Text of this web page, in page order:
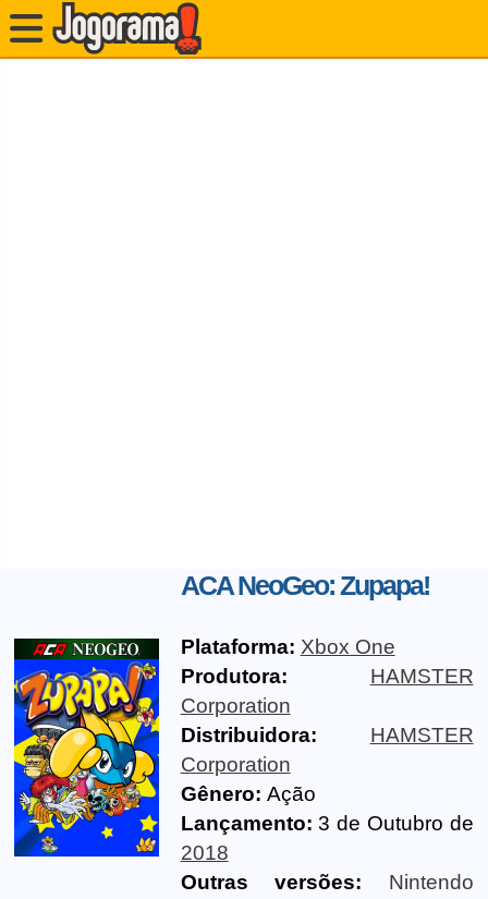
ACA NeoGeo: Zupapa!
Plataforma: Xbox One
Produtora:
HAMSTER
Corporation
Distribuidora:
HAMSTER
Corporation
Gênero: Ação
Lançamento: 3 de Outubro de
2018
Outras versões:
Nintendo